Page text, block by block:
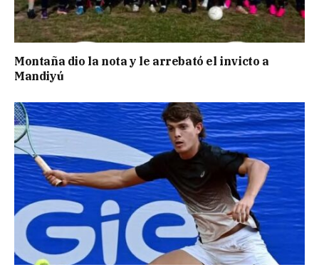
Montaña dio la nota y le arrebató el invicto a
Mandiyú